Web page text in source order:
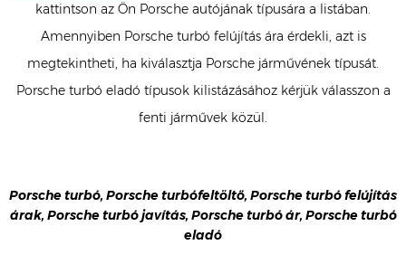
kattintson az Ön Porsche autójának típusára a listában.
Amennyiben Porsche turbó felújítás ára érdekli, azt is
megtekintheti, ha kiválasztja Porsche járművének típusát.
Porsche turbó eladó típusok kilistázásához kérjük válasszon a
fenti járművek közül.
Porsche turbó, Porsche turbófeltöltő, Porsche turbó felújítás
árak, Porsche turbó javítás, Porsche turbó ár, Porsche turbó
eladó